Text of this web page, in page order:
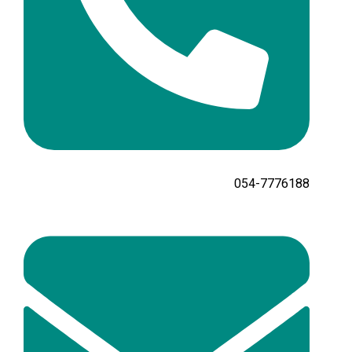
054-7776188